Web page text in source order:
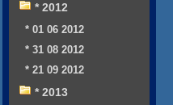
* 2012
* 01 06 2012
* 31 08 2012
* 21 09 2012
* 2013